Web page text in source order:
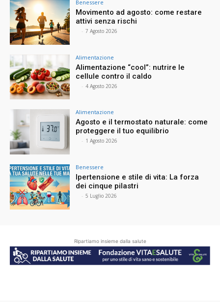
Benessere
Movimento ad agosto: come restare
attivi senza rischi
- 7 Agosto 2026
Alimentazione
Alimentazione “cool”: nutrire le
cellule contro il caldo
- 4 Agosto 2026
Alimentazione
Agosto e il termostato naturale: come
proteggere il tuo equilibrio
- 1 Agosto 2026
Benessere
Ipertensione e stile di vita: La forza
dei cinque pilastri
- 5 Luglio 2026
Ripartiamo insieme dalla salute